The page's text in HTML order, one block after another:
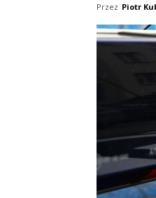
Przez Piotr